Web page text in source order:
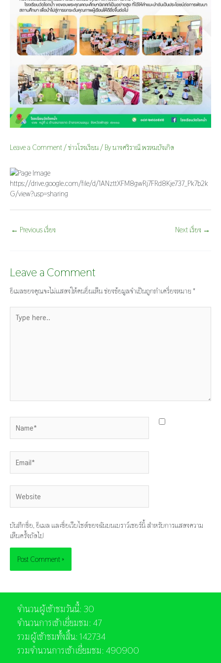
Leave a Comment /ข่าวโรงเรียน / Byนางศริราณี พรหมบังเกิด
https://drive.google.com/file/d/1ANzttXFM8gwRj7FRd8Kje737_Pk7b2k
G/view?usp=sharing
← Previous เรื่อง Next เรื่อง →
Leave a Comment
อีเมลของคุณจะไม่แสดงให้คนอื่นเห็นช่องข้อมูลจำเป็นถูกทำเครื่องหมาย *
here..
บันทึกชื่อ, อีเมล และชื่อเว็บไซต์ของฉันบนเบราว์เซอร์นี้ สำหรับการแสดงความ
เห็นครั้งถัดไป
จำนวนผู้เข้าชมวันนี้: 30
จำนวนการเข้าเยี่ยมชม: 47
รวมผู้เข้าชมทั้งสิ้น: 142734
รวมจำนวนการเข้าเยี่ยมชม: 490900